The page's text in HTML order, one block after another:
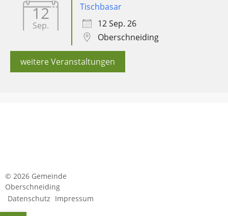
12
Sep.
Tischbasar
12 Sep. 26
Oberschneiding
weitere Veranstaltungen
© 2026 Gemeinde
Oberschneiding
Datenschutz Impressum